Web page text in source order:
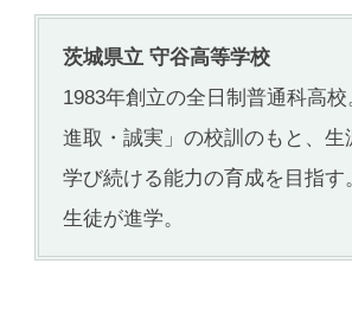
茨城県立 守谷高等学校
1983年創立の全日制普通科高校
進取・誠実」の校訓のもと、生
学び続ける能力の育成を目指す
生徒が進学。